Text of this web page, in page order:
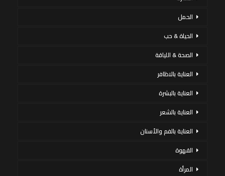
الحمل
الحياة & حب
الصحة & اللياقة
العناية بالاظافر
العناية بالبشرة
العناية بالشعر
العناية بالفم والأسنان
القهوة
المرأة